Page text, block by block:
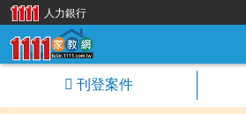
刊登案件
人力銀行